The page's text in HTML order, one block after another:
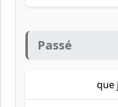
Passé
que